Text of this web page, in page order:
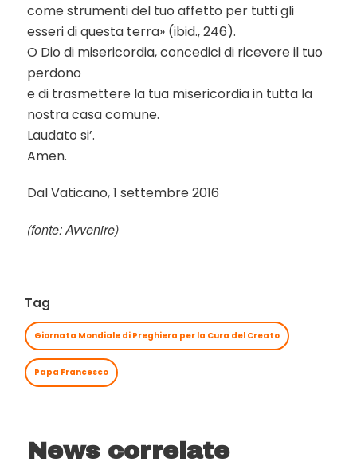
come strumenti del tuo affetto per tutti gli
esseri di questa terra» (ibid., 246).
O Dio di misericordia, concedici di ricevere il tuo
perdono
e di trasmettere la tua misericordia in tutta la
nostra casa comune.
Laudato si’.
Amen.
Dal Vaticano, 1 settembre 2016
(fonte:Avvenire)
Tag
Giornata Mondiale di Preghiera per la Cura del Creato
Papa Francesco
News correlate